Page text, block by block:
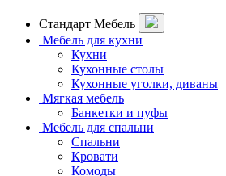
Стандарт Мебель
Мебель для кухни
Кухни
Кухонные столы
Кухонные уголки, диваны
Мягкая мебель
Банкетки и пуфы
Мебель для спальни
Спальни
Кровати
Комоды